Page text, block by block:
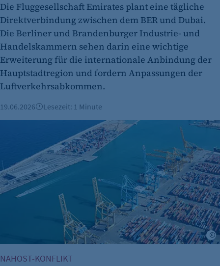
Die Fluggesellschaft Emirates plant eine tägliche
Direktverbindung zwischen dem BER und Dubai.
Die Berliner und Brandenburger Industrie- und
Handelskammern sehen darin eine wichtige
Erweiterung für die internationale Anbindung der
Hauptstadtregion und fordern Anpassungen der
Luftverkehrsabkommen.
19.06.2026 Lesezeit: 1 Minute
Lage in Nahost weiterhin angespannt: Wie der Iran-Krieg
NAHOST-KONFLIKT